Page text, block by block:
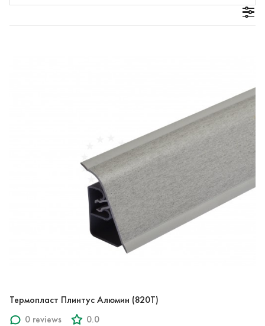
Термопласт Плинтус Алюмин (820T)
0 reviews
0.0